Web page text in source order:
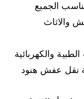
الجميع
والاثاث
والكهربائية
نقل عفش هنود